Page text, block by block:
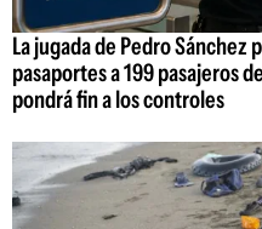
La jugada de Pedro Sánchez
pasaportes a 199 pasajeros
pondrá fin a los controles